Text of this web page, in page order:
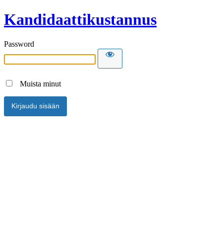
Kandidaattikustannus
Password
Muista minut